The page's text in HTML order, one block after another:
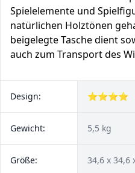
Spielelemente und
natürlichen Holztönen
beigelegte Tasche dient
auch zum Transport des
Design: ⭐⭐⭐⭐
Gewicht: 5,5 kg
Größe: 34,6 x 34,6